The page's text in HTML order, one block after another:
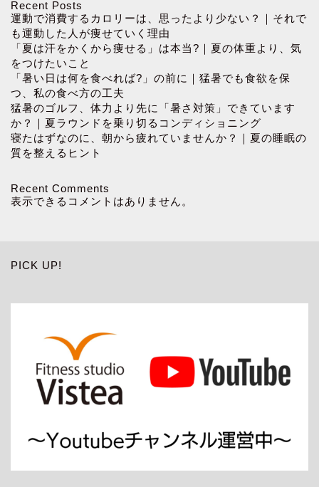
Recent Posts
運動で消費するカロリーは、思ったより少ない？｜それで
も運動した人が痩せていく理由
「夏は汗をかくから痩せる」は本当?｜夏の体重より、気
をつけたいこと
「暑い日は何を食べれば?」の前に｜猛暑でも食欲を保
つ、私の食べ方の工夫
猛暑のゴルフ、体力より先に「暑さ対策」できています
か？｜夏ラウンドを乗り切るコンディショニング
寝たはずなのに、朝から疲れていませんか？｜夏の睡眠の
質を整えるヒント
Recent Comments
表示できるコメントはありません。
PICK UP!